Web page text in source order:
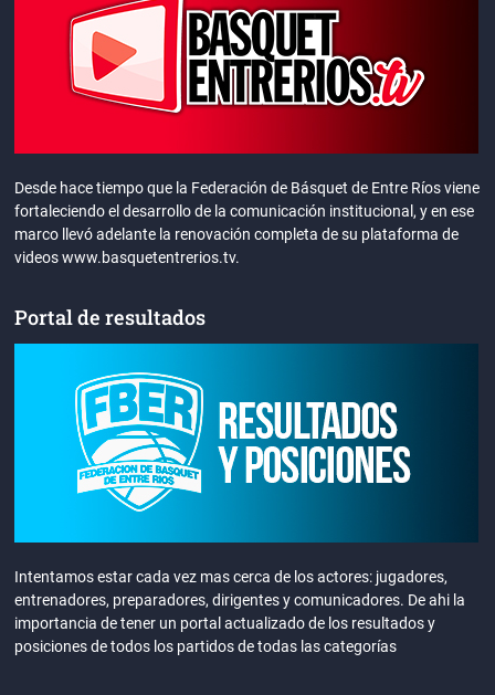
Desde hace tiempo que la Federación de Básquet de Entre Ríos viene
fortaleciendo el desarrollo de la comunicación institucional, y en ese
marco llevó adelante la renovación completa de su plataforma de
videos www.basquetentrerios.tv.
Portal de resultados
Intentamos estar cada vez mas cerca de los actores: jugadores,
entrenadores, preparadores, dirigentes y comunicadores. De ahi la
importancia de tener un portal actualizado de los resultados y
posiciones de todos los partidos de todas las categorías